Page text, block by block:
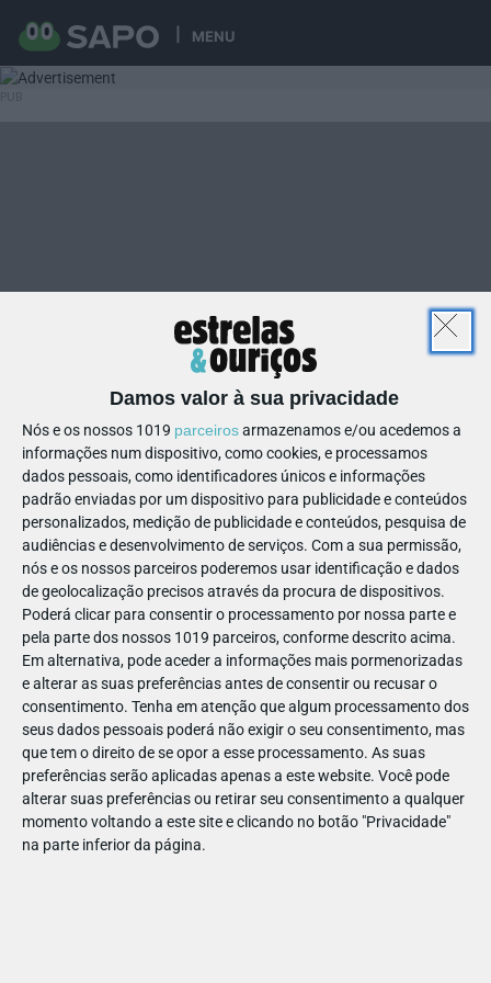
MENU
Damos valor à sua privacidade
Nós e os nossos 1019 parceirosarmazenamos e/ou acedemos a
informações num dispositivo, como cookies, e processamos
dados pessoais, como identificadores únicos e informações
padrão enviadas por um dispositivo para publicidade e conteúdos
personalizados, medição de publicidade e conteúdos, pesquisa de
audiências e desenvolvimento de serviços. Com a sua permissão,
nós e os nossos parceiros poderemos usar identificação e dados
de geolocalização precisos através da procura de dispositivos.
Poderá clicar para consentir o processamento por nossa parte e
pela parte dos nossos 1019 parceiros, conforme descrito acima.
Em alternativa, pode aceder a informações mais pormenorizadas
e alterar as suas preferências antes de consentir ou recusar o
consentimento. Tenha em atenção que algum processamento dos
seus dados pessoais poderá não exigir o seu consentimento, mas
que tem o direito de se opor a esse processamento. As suas
preferências serão aplicadas apenas a este website. Você pode
alterar suas preferências ou retirar seu consentimento a qualquer
momento voltando a este site e clicando no botão "Privacidade"
na parte inferior da página.
10
191191635020666